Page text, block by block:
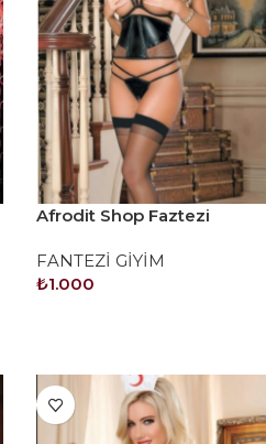
Afrodit Shop Faztezi
FANTEZİ GİYİM
₺1.000